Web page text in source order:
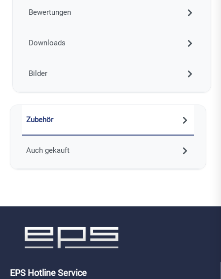
Bewertungen
Downloads
Bilder
Zubehör
Auch gekauft
EPS Hotline Service